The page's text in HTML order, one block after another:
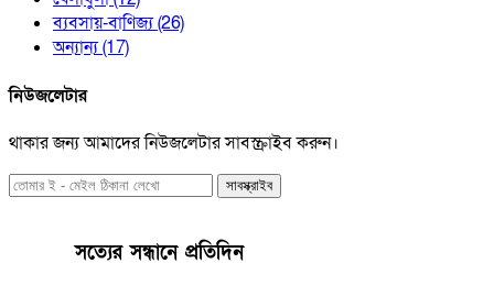
ব্যবসায়-বাণিজ্য(26)
অন্যান্য(17)
নিউজলেটার
থাকার জন্য আমাদের নিউজলেটার সাবস্ক্রাইব করুন।
সাবস্ক্রাইব
সত্যের সন্ধানে প্রতিদিন